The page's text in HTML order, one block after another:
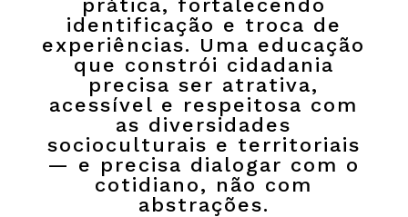
prática, fortalecendo
identificação e troca de
experiências. Uma educação
que constrói cidadania
precisa ser atrativa,
acessível e respeitosa com
as diversidades
socioculturais e territoriais
— e precisa dialogar com o
cotidiano, não com
abstrações.